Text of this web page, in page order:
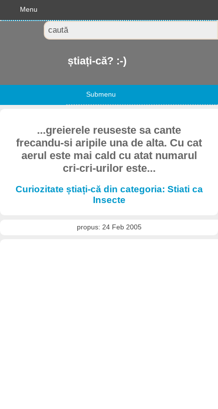
Menu
știați-că? :-)
Submenu
...greierele reuseste sa cante
frecandu-si aripile una de alta. Cu cat
aerul este mai cald cu atat numarul
cri-cri-urilor este...
Curiozitate știați-că din categoria: Stiati ca
Insecte
propus: 24 Feb 2005